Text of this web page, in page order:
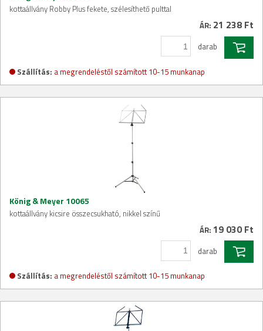
kottaállvány Robby Plus fekete, szélesíthető pulttal
ÁR: 21 238 Ft
darab
Szállítás: a megrendeléstől számított 10-15 munkanap
König & Meyer 10065
kottaállvány kicsire összecsukható, nikkel színű
ÁR: 19 030 Ft
darab
Szállítás: a megrendeléstől számított 10-15 munkanap